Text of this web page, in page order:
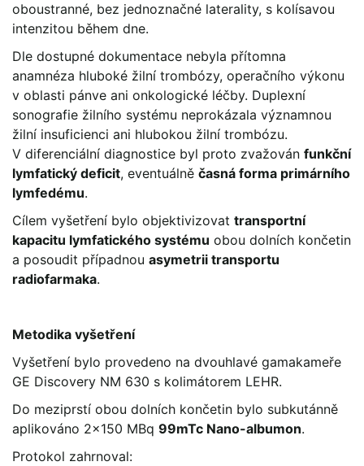
oboustranné, bez jednoznačné laterality, s kolísavou
intenzitou během dne.
Dle dostupné dokumentace nebyla přítomna
anamnéza hluboké žilní trombózy, operačního výkonu
v oblasti pánve ani onkologické léčby. Duplexní
sonografie žilního systému neprokázala významnou
žilní insuficienci ani hlubokou žilní trombózu.
V diferenciální diagnostice byl proto zvažován funkční
lymfatický deficit, eventuálně časná forma primárního
lymfedému.
Cílem vyšetření bylo objektivizovat transportní
kapacitu lymfatického systému obou dolních končetin
a posoudit případnou asymetrii transportu
radiofarmaka.
Metodika vyšetření
Vyšetření bylo provedeno na dvouhlavé gamakameře
GE Discovery NM 630 s kolimátorem LEHR.
Do meziprstí obou dolních končetin bylo subkutánně
aplikováno 2×150 MBq 99mTc Nano-albumon.
Protokol zahrnoval: